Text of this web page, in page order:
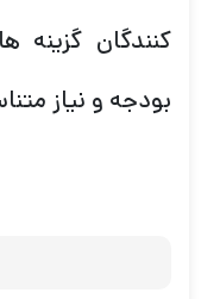
کنندگان گزینه
بودجه و نیاز